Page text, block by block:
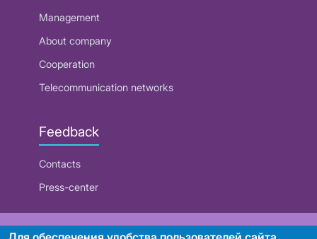
Management
About company
Cooperation
Telecommunication networks
Feedback
Contacts
Press-center
RUE "Beltelecom"